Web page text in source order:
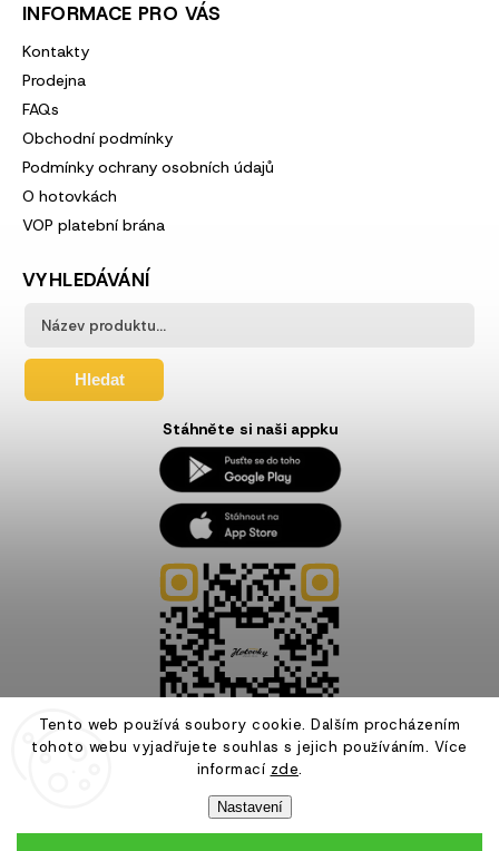
Tento web používá soubory cookie. Dalším procházením
tohoto webu vyjadřujete souhlas s jejich používáním. Více
informací zde.
Nastavení
INFORMACE PRO VÁS
Kontakty
Prodejna
FAQs
Obchodní podmínky
Podmínky ochrany osobních údajů
O hotovkách
VOP platební brána
VYHLEDÁVÁNÍ
Hledat
Stáhněte si naši appku